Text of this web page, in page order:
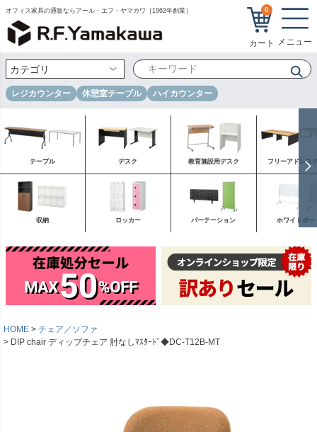
オフィス家具の通販ならアール・エフ・ヤマカワ［1962年創業］ 0
レジカウンター 休憩室テーブル ハイカウンター
テーブル デスク 教育施設用デスク フリーアドレス
収納 ロッカー パーテーション ホワイトボー
HOME
チェア／ソファ
DIP chair ディップチェア 肘なしﾏｽﾀｰﾄﾞ◆DC-T12B-MT